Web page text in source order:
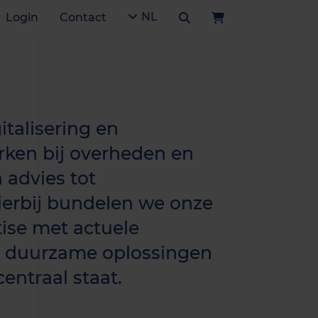
Login Contact NL
en
bij overheden en
advies tot
bundelen we onze
met actuele
oplossingen
staat.